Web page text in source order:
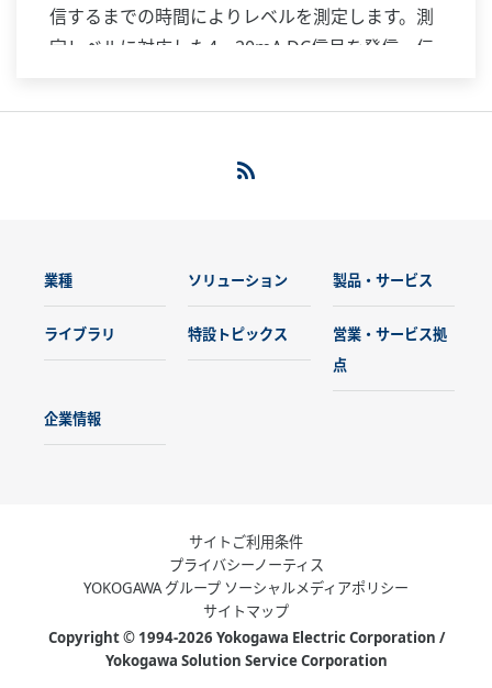
信するまでの時間によりレベルを測定します。測
定レベルに対応した4～20mA DC信号を発信・伝
にくい方式です。コンパクトな一体形設計で、小
業種 ソリューション 製品・サービス
ライブラリ 特設トピックス
営業・サービス拠
点
企業情報
サイトご利用条件
プライバシーノーティス
YOKOGAWA グループ ソーシャルメディアポリシー
サイトマップ
Copyright © 1994-2026 Yokogawa Electric Corporation /
Yokogawa Solution Service Corporation